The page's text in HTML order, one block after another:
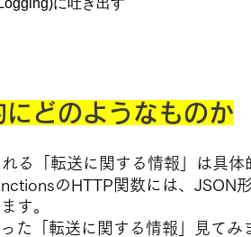
に吐き出す
どのようなものか
る「転送に関する情報」は具体
のHTTP関数には、 JSON
す。
た「 転送に関する情報」
見てみ